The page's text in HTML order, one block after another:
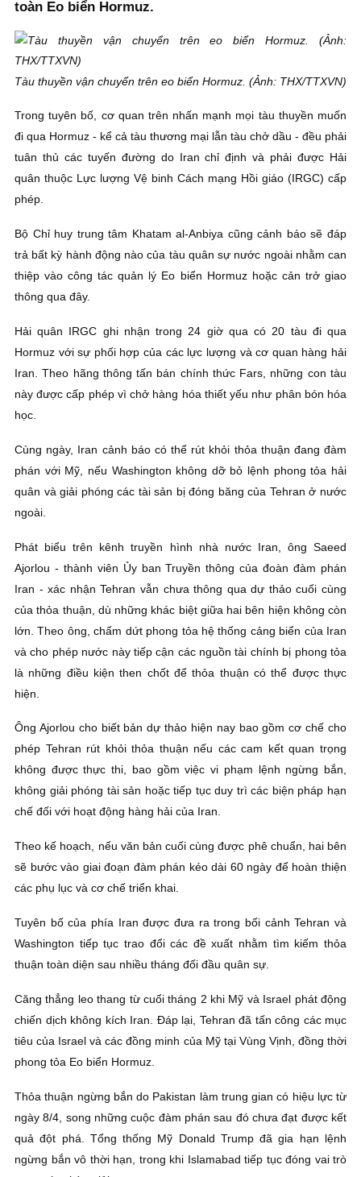
toàn Eo biển Hormuz.
Tàu thuyền vận chuyển trên eo biển Hormuz. (Ảnh: THX/TTXVN)
Trong tuyên bố, cơ quan trên nhấn mạnh mọi tàu thuyền muốn
đi qua Hormuz - kể cả tàu thương mại lẫn tàu chở dầu - đều phải
tuân thủ các tuyến đường do Iran chỉ định và phải được Hải
quân thuộc Lực lượng Vệ binh Cách mạng Hồi giáo (IRGC) cấp
phép.
Bộ Chỉ huy trung tâm Khatam al-Anbiya cũng cảnh báo sẽ đáp
trả bất kỳ hành động nào của tàu quân sự nước ngoài nhằm can
thiệp vào công tác quản lý Eo biển Hormuz hoặc cản trở giao
thông qua đây.
Hải quân IRGC ghi nhận trong 24 giờ qua có 20 tàu đi qua
Hormuz với sự phối hợp của các lực lượng và cơ quan hàng hải
Iran. Theo hãng thông tấn bán chính thức Fars, những con tàu
này được cấp phép vì chở hàng hóa thiết yếu như phân bón hóa
học.
Cùng ngày, Iran cảnh báo có thể rút khỏi thỏa thuận đang đàm
phán với Mỹ, nếu Washington không dỡ bỏ lệnh phong tỏa hải
quân và giải phóng các tài sản bị đóng băng của Tehran ở nước
ngoài.
Phát biểu trên kênh truyền hình nhà nước Iran, ông Saeed
Ajorlou - thành viên Ủy ban Truyền thông của đoàn đàm phán
Iran - xác nhận Tehran vẫn chưa thông qua dự thảo cuối cùng
của thỏa thuận, dù những khác biệt giữa hai bên hiện không còn
lớn. Theo ông, chấm dứt phong tỏa hệ thống cảng biển của Iran
và cho phép nước này tiếp cận các nguồn tài chính bị phong tỏa
là những điều kiện then chốt để thỏa thuận có thể được thực
hiện.
Ông Ajorlou cho biết bản dự thảo hiện nay bao gồm cơ chế cho
phép Tehran rút khỏi thỏa thuận nếu các cam kết quan trọng
không được thực thi, bao gồm việc vi phạm lệnh ngừng bắn,
không giải phóng tài sản hoặc tiếp tục duy trì các biện pháp hạn
chế đối với hoạt động hàng hải của Iran.
Theo kế hoạch, nếu văn bản cuối cùng được phê chuẩn, hai bên
sẽ bước vào giai đoạn đàm phán kéo dài 60 ngày để hoàn thiện
các phụ lục và cơ chế triển khai.
Tuyên bố của phía Iran được đưa ra trong bối cảnh Tehran và
Washington tiếp tục trao đổi các đề xuất nhằm tìm kiếm thỏa
thuận toàn diện sau nhiều tháng đối đầu quân sự.
Căng thẳng leo thang từ cuối tháng 2 khi Mỹ và Israel phát động
chiến dịch không kích Iran. Đáp lại, Tehran đã tấn công các mục
tiêu của Israel và các đồng minh của Mỹ tại Vùng Vịnh, đồng thời
phong tỏa Eo biển Hormuz.
Thỏa thuận ngừng bắn do Pakistan làm trung gian có hiệu lực từ
ngày 8/4, song những cuộc đàm phán sau đó chưa đạt được kết
quả đột phá. Tổng thống Mỹ Donald Trump đã gia hạn lệnh
ngừng bắn vô thời hạn, trong khi Islamabad tiếp tục đóng vai trò